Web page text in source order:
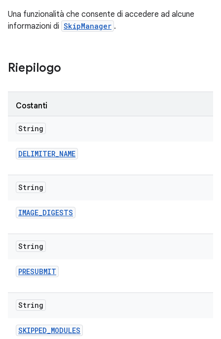
Una funzionalità che consente di accedere ad alcune
informazioni di SkipManager .
Riepilogo
Costanti
String
DELIMITER_NAME
String
IMAGE_DIGESTS
String
PRESUBMIT
String
SKIPPED_MODULES